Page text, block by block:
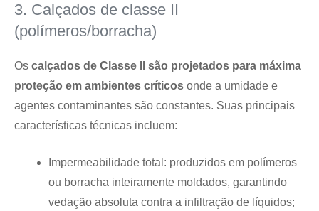
3. Calçados de classe II
(polímeros/borracha)
Os calçados de Classe II são projetados para máxima
proteção em ambientes críticos onde a umidade e
agentes contaminantes são constantes. Suas principais
características técnicas incluem:
Impermeabilidade total: produzidos em polímeros
ou borracha inteiramente moldados, garantindo
vedação absoluta contra a infiltração de líquidos;